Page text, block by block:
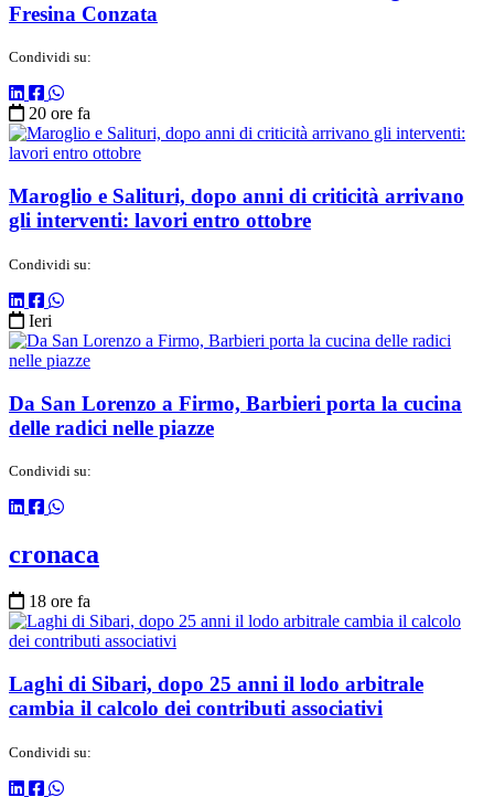
Fresina Conzata
Condividi su:
20 ore fa
Maroglio e Salituri, dopo anni di criticità arrivano
gli interventi: lavori entro ottobre
Condividi su:
Ieri
Da San Lorenzo a Firmo, Barbieri porta la cucina
delle radici nelle piazze
Condividi su:
cronaca
18 ore fa
Laghi di Sibari, dopo 25 anni il lodo arbitrale
cambia il calcolo dei contributi associativi
Condividi su: